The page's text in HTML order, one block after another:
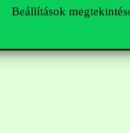
Beállítások